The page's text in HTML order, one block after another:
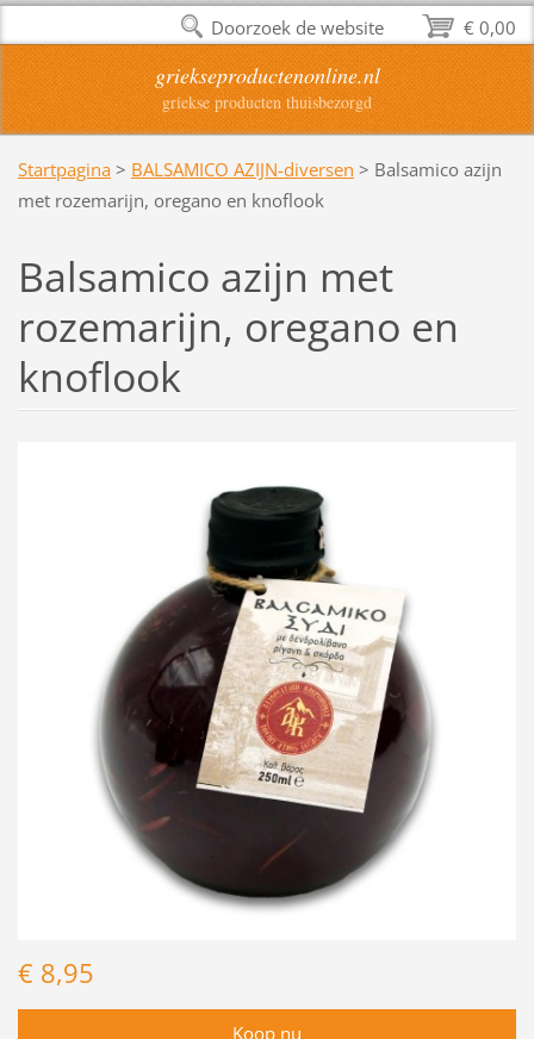
griekseproductenonline.nl
griekse producten thuisbezorgd
Startpagina > BALSAMICO AZIJN-diversen > Balsamico azijn
met rozemarijn, oregano en knoflook
Balsamico azijn met
rozemarijn, oregano en
knoflook
€ 8,95
€ 0,00
Doorzoek de website